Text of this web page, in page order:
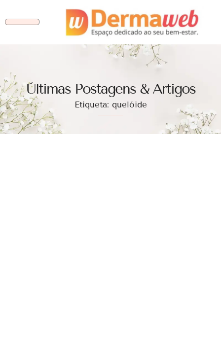
Ùltimas Postagens & Artigos
Etiqueta: quelóide